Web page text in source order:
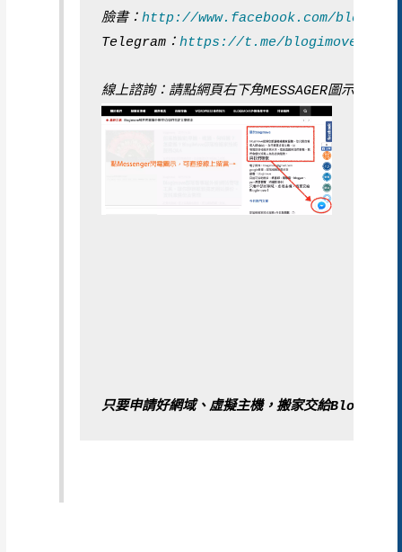
臉書：http://www.facebook.com/
Telegram：https://t.me/
線上諮詢：請點網頁右下角MESSAGER圖示
只要申請好網域、虛擬主機，搬家交給